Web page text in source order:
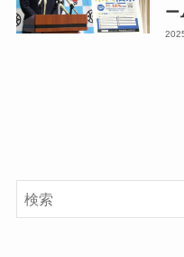
ー